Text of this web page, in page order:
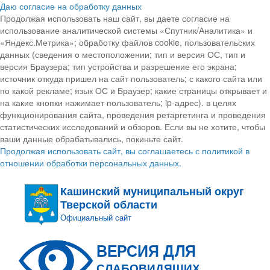
Даю согласие на обработку данных
Продолжая использовать наш сайт, вы даете согласие на
использование аналитической системы «Спутник/Аналитика» и
«Яндекс.Метрика»; обработку файлов cookie, пользовательских
данных (сведения о местоположении; тип и версия ОС, тип и
версия Браузера; тип устройства и разрешение его экрана;
источник откуда пришел на сайт пользователь; с какого сайта или
по какой рекламе; язык ОС и Браузер; какие страницы открывает и
на какие кнопки нажимает пользователь; ip-адрес). в целях
функционирования сайта, проведения ретаргетинга и проведения
статистических исследований и обзоров. Если вы не хотите, чтобы
ваши данные обрабатывались, покиньте сайт.
Продолжая использовать сайт, вы соглашаетесь с политикой в
отношении обработки персональных данных.